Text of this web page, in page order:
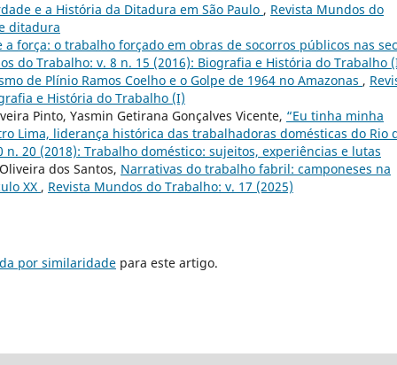
e a História da Ditadura em São Paulo , Revista Mundos do
ditadura
a força: o trabalho forçado em obras de socorros públicos nas
do Trabalho: v. 8 n. 15 (2016): Biografia e História do Trabalho
de Plínio Ramos Coelho e o Golpe de 1964 no Amazonas ,
e História do Trabalho (I)
Pinto, Yasmin Getirana Gonçalves Vicente, “Eu tinha minha
Lima, liderança histórica das trabalhadoras domésticas do Rio
n. 20 (2018): Trabalho doméstico: sujeitos, experiências e lutas
dos Santos, Narrativas do trabalho fabril: camponeses na
XX , Revista Mundos do Trabalho: v. 17 (2025)
por similaridade para este artigo.